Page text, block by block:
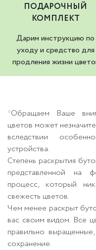
ПОДАРОЧНЫЙ
КОМПЛЕКТ
Дарим инструкцию по
уходу и средство для
продления жизни
*Обращаем Ваше
цветов может
вследствии
устройства.
Степень раскрытия
представленной на
процесс, который
свежесть цветов.
Чем менее раскрыт
вас своим видом. Все
правильно
сохранение.